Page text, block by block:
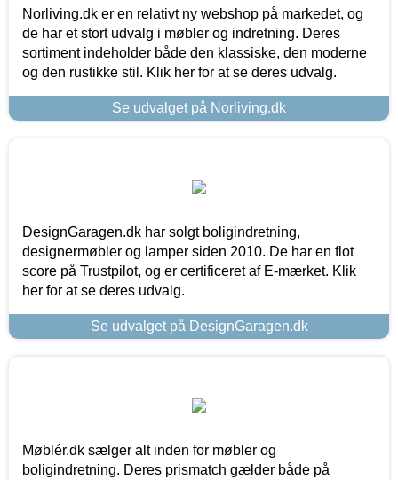
Norliving.dk er en relativt ny webshop på markedet, og
de har et stort udvalg i møbler og indretning. Deres
sortiment indeholder både den klassiske, den moderne
og den rustikke stil. Klik her for at se deres udvalg.
Se udvalget på Norliving.dk
DesignGaragen.dk har solgt boligindretning,
designermøbler og lamper siden 2010. De har en flot
score på Trustpilot, og er certificeret af E-mærket. Klik
her for at se deres udvalg.
Se udvalget på DesignGaragen.dk
Møblér.dk sælger alt inden for møbler og
boligindretning. Deres prismatch gælder både på